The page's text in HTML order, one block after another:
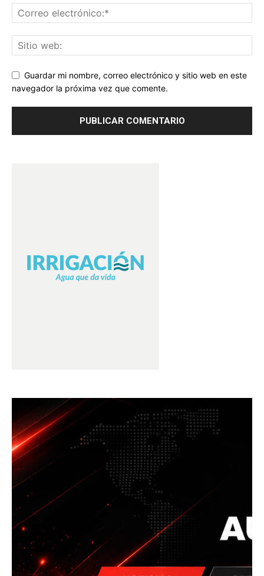
Guardar mi nombre, correo electrónico y sitio web en este
navegador la próxima vez que comente.